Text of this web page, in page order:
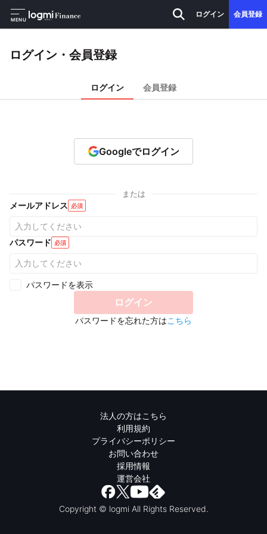
MENU
ログイン 会員登録
ログイン・会員登録
ログイン 会員登録
Googleでログイン
または
メールアドレス 必須
パスワード 必須
パスワードを表示
ログイン
パスワードを忘れた方はこちら
法人の方はこちら
利用規約
プライバシーポリシー
お問い合わせ
採用情報
運営会社
Copyright © logmi All Rights Reserved.